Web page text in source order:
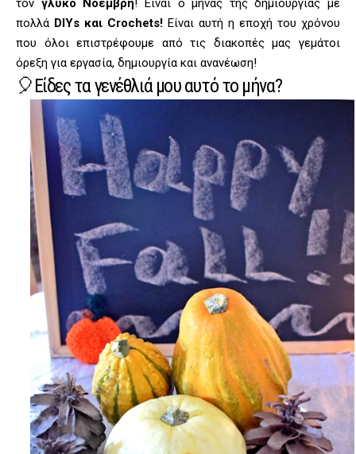
πολλά DIYs και Crochets! Είναι αυτή η εποχή του χρόνου
που όλοι επιστρέφουμε από τις διακοπές μας γεμάτοι
όρεξη για εργασία, δημιουργία και ανανέωση!
🎈Είδες τα γενέθλιά μου αυτό το μήνα?